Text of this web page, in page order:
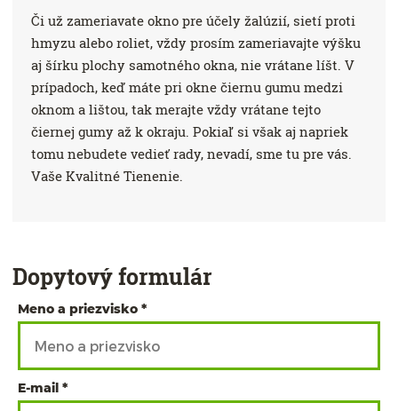
Či už zameriavate okno pre účely žalúzií, sietí proti
hmyzu alebo roliet, vždy prosím zameriavajte výšku
aj šírku plochy samotného okna, nie vrátane líšt. V
prípadoch, keď máte pri okne čiernu gumu medzi
oknom a lištou, tak merajte vždy vrátane tejto
čiernej gumy až k okraju. Pokiaľ si však aj napriek
tomu nebudete vedieť rady, nevadí, sme tu pre vás.
Vaše Kvalitné Tienenie.
Dopytový formulár
Meno a priezvisko
E-mail